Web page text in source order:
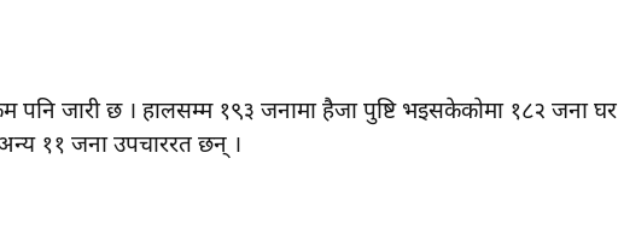
पनि जारी छ । हालसम्म १९३ जनामा हैजा पुष्टि भइसकेकोमा १८२ जना घर
११ जना उपचाररत छन् ।